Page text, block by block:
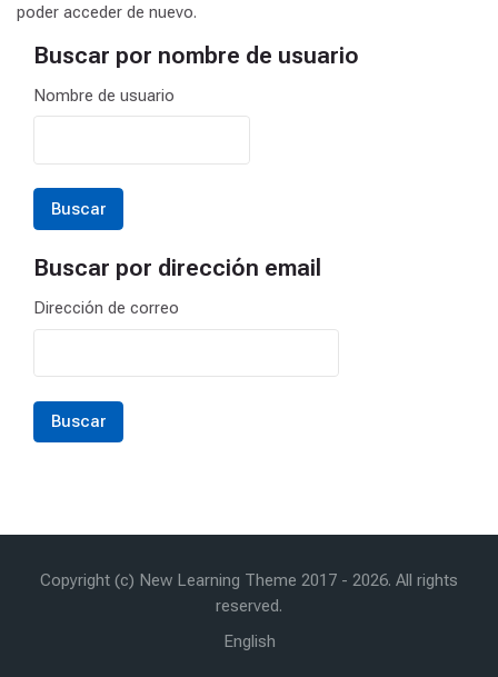
poder acceder de nuevo.
Buscar por nombre de usuario
Buscar por nombre de usuario
Nombre de usuario
Buscar por dirección email
Buscar por dirección email
Dirección de correo
Copyright (c) New Learning Theme 2017 - 2026. All rights
reserved.
English